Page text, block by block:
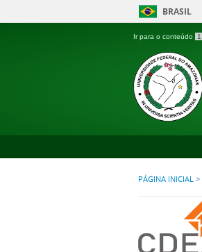
BRASIL
Ir para o conteúdo 1
PÁGINA INICIAL >